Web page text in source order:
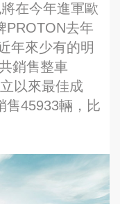
在今年進軍歐
PROTON去年
年來少有的明
銷售整車
以來最佳成
售45933輛，比